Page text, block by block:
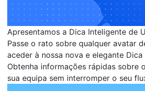
Apresentamos a Dica Inteligente de
Passe o rato sobre qualquer avatar
aceder à nossa nova e elegante
Obtenha informações rápidas sobre
sua equipa sem interromper o seu